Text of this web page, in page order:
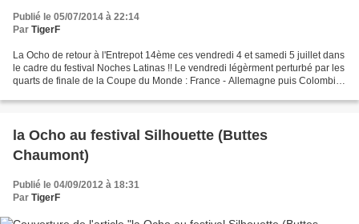
Publié le 05/07/2014 à 22:14
Par TigerF
La Ocho de retour à l'Entrepot 14ème ces vendredi 4 et samedi 5 juillet dans
le cadre du festival Noches Latinas !! Le vendredi légèrment perturbé par les
quarts de finale de la Coupe du Monde : France - Allemagne puis Colombie
la Ocho au festival Silhouette (Buttes
Chaumont)
Publié le 04/09/2012 à 18:31
Par TigerF